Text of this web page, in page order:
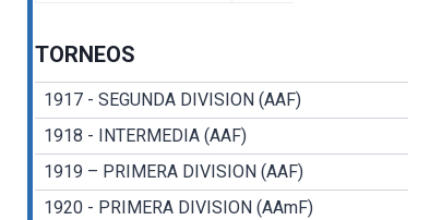
TORNEOS
1917 - SEGUNDA DIVISION (AAF)
1918 - INTERMEDIA (AAF)
1919 – PRIMERA DIVISION (AAF)
1920 - PRIMERA DIVISION (AAmF)